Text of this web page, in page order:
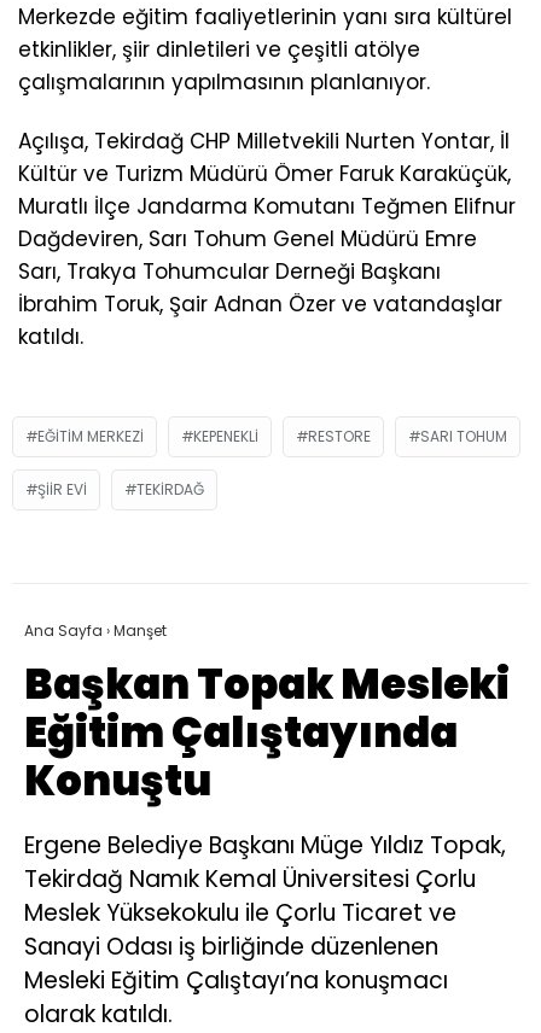
Merkezde eğitim faaliyetlerinin yanı sıra kültürel
etkinlikler, şiir dinletileri ve çeşitli atölye
çalışmalarının yapılmasının planlanıyor.
Açılışa, Tekirdağ CHP Milletvekili Nurten Yontar, İl
Kültür ve Turizm Müdürü Ömer Faruk Karaküçük,
Muratlı İlçe Jandarma Komutanı Teğmen Elifnur
Dağdeviren, Sarı Tohum Genel Müdürü Emre
Sarı, Trakya Tohumcular Derneği Başkanı
İbrahim Toruk, Şair Adnan Özer ve vatandaşlar
katıldı.
EĞITIM MERKEZI KEPENEKLI RESTORE SARI TOHUM
ŞIIR EVI TEKIRDAĞ
Ana Sayfa ›Manşet
Başkan Topak Mesleki
Eğitim Çalıştayında
Konuştu
Ergene Belediye Başkanı Müge Yıldız Topak,
Tekirdağ Namık Kemal Üniversitesi Çorlu
Meslek Yüksekokulu ile Çorlu Ticaret ve
Sanayi Odası iş birliğinde düzenlenen
Mesleki Eğitim Çalıştayı’na konuşmacı
olarak katıldı.